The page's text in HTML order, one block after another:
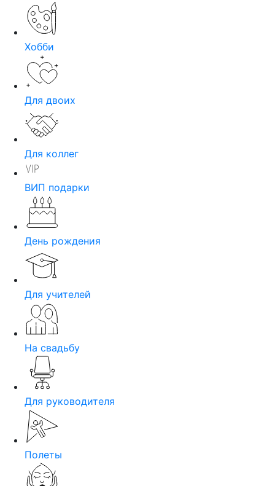
Хобби
Для двоих
Для коллег
ВИП подарки
День рождения
Для учителей
На свадьбу
Для руководителя
Полеты